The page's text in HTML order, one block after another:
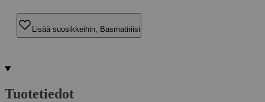
Lisää suosikkeihin, Basmatiriisi
Tuotetiedot